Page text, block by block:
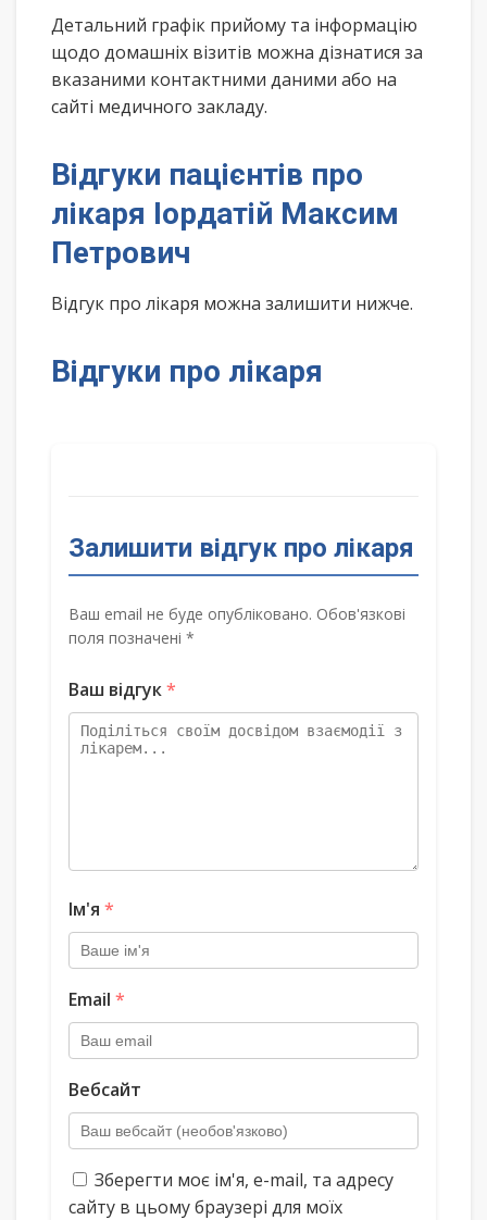
Детальний графік прийому та інформацію
щодо домашніх візитів можна дізнатися за
вказаними контактними даними або на
сайті медичного закладу.
Відгуки пацієнтів про
лікаря Іордатій Максим
Петрович
Відгук про лікаря можна залишити нижче.
Відгуки про лікаря
Залишити відгук про лікаря
Ваш email не буде опубліковано. Обов'язкові
поля позначені *
Ваш відгук*
Ім'я *
Email *
Вебсайт
Зберегти моє ім'я, e-mail, та адресу
сайту в цьому браузері для моїх